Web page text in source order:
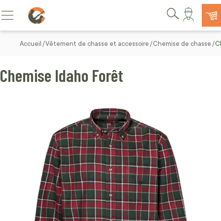
Allez au contenu
Basculer la navigation
Rechercher
Accueil Vêtement de chasse et accessoire Chemise de chasse
Chemise Idaho Forêt